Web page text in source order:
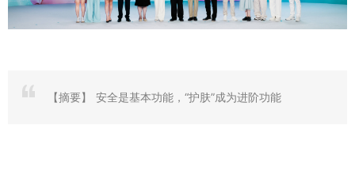
【摘要】 安全是基本功能，“护肤”成为进阶功能